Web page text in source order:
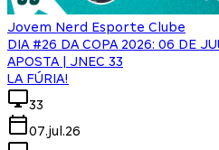
Jovem Nerd Esporte Clube
DIA #26 DA COPA 2026: 06 DE
APOSTA | JNEC 33
LA FÚRIA!
33
07.jul.26